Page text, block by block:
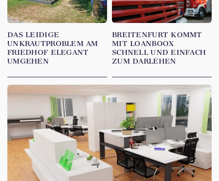
DAS LEIDIGE
UNKRAUTPROBLEM AM
FRIEDHOF ELEGANT
UMGEHEN
BREITENFURT KOMMT
MIT LOANBOOX
SCHNELL UND EINFACH
ZUM DARLEHEN